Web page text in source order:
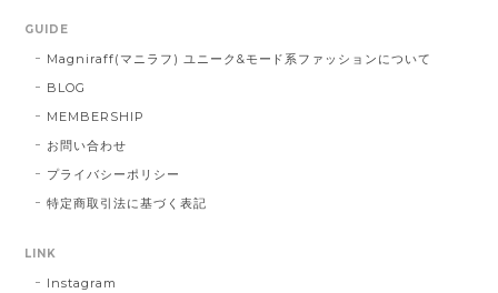
GUIDE
Magniraff(マニラフ) ユニーク&モード系ファッションについて
BLOG
MEMBERSHIP
お問い合わせ
プライバシーポリシー
特定商取引法に基づく表記
LINK
Instagram